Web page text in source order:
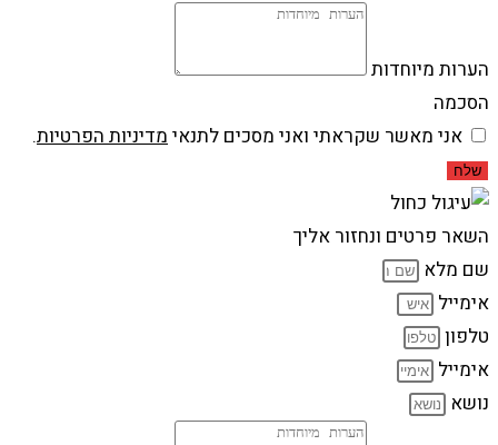
הערות מיוחדות
הסכמה
אני מאשר שקראתי ואני מסכים לתנאי מדיניות הפרטיות.
שלח
השאר פרטים ונחזור אליך
שם מלא
אימייל
טלפון
אימייל
נושא